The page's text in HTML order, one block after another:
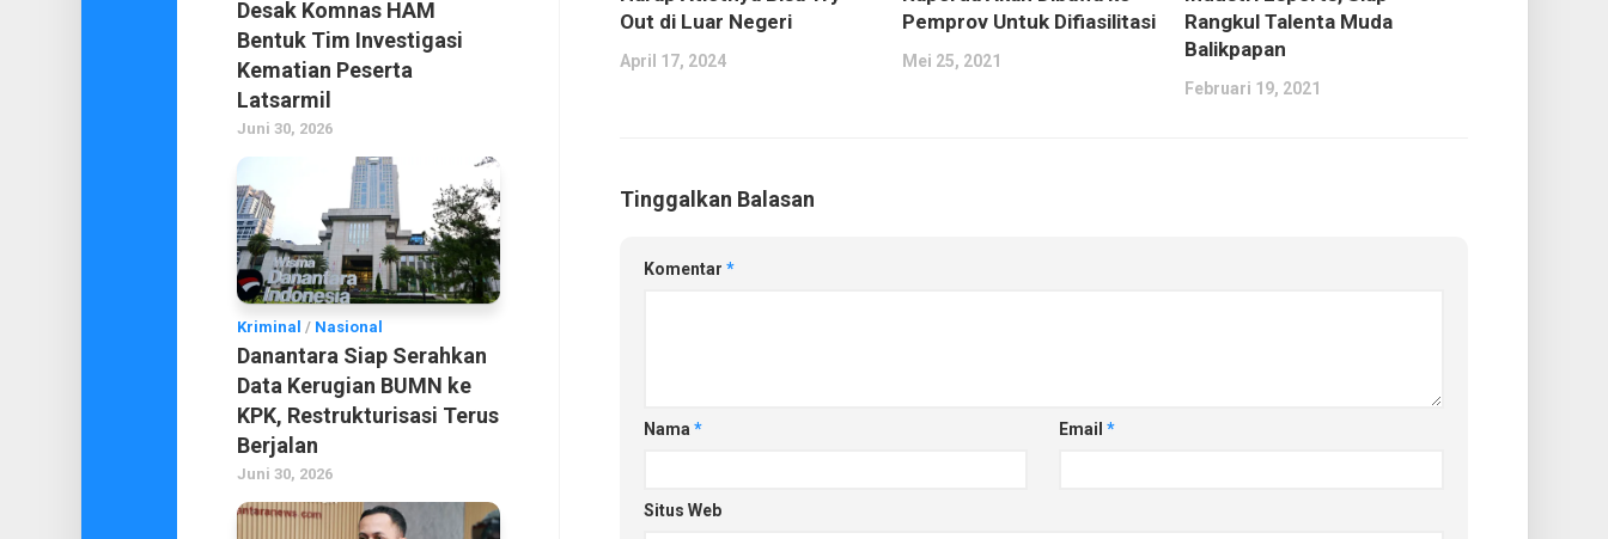
Out di Luar Negeri
April 17, 2024
Pemprov Untuk Difiasilitasi
Mei 25, 2021
Rangkul Talenta Muda
Balikpapan
Februari 19, 2021
Tinggalkan Balasan
Komentar *
Nama * Email*
Situs Web
Desak Komnas HAM
Bentuk Tim Investigasi
Kematian Peserta
Latsarmil
Juni 30, 2026
Kriminal / Nasional
Danantara Siap Serahkan
Data Kerugian BUMN ke
KPK, Restrukturisasi Terus
Berjalan
Juni 30, 2026